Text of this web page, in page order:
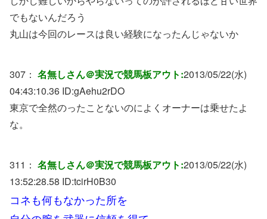
でもないんだろう
丸山は今回のレースは良い経験になったんじゃないか
307： 名無しさん＠実況で競馬板アウト:2013/05/22(水)
04:43:10.36 ID:gAehu2rDO
東京で全然のったことないのによくオーナーは乗せたよ
な。
311： 名無しさん＠実況で競馬板アウト:2013/05/22(水)
13:52:28.58 ID:tcirH0B30
コネも何もなかった所を